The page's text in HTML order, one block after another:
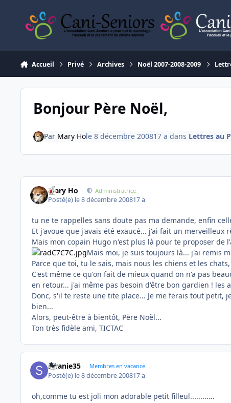
Accueil Privé Archives Noël 2007-2008-2009
Bonjour Père Noël,
Par Mary Hole 8 décembre 200817 a dans Lettres au
Mary Ho Administratrice
Posté(e) le 8 décembre 200817 a
tu ne te rappelles sans doute pas ma demande, enfin
Et j'avoue que j'avais été exaucé... j'ai fait un merveilleux
Mais mon copain Hugo n'est plus là pour te proposer
Mais moi, je suis toujours là... j'ai remis
Parce que toi, tu le sais, mais nous les chiens et les
C'est même ce qu'on fait de mieux quand on n'a pas
en retour... j'ai même pas besoin d'être bon gardien ! les
Donc, s'il te reste une tite place... Je me ferais tout
bien...
Alors, peut-être à bientôt, Père Noël...
Ton très fidèle ami, TICTAC
swanie35 Membres en vacance
Posté(e) le 8 décembre 200817 a
oh,comme tu est joli mon adorable petit filleul............